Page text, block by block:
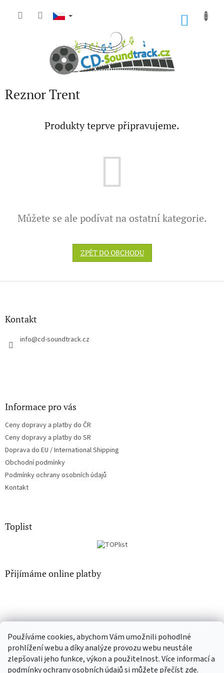
Používáme cookies, abychom Vám umožnili pohodlné
prohlížení webu a díky analýze provozu webu neustále
zlepšovali jeho funkce, výkon a použitelnost. Více informací a
podmínky ochrany osobních údajů si můžete přečístzde.
Reznor Trent
Produkty teprve připravujeme.
Můžete se ale podívat na ostatní kategorie.
ZPĚT DO OBCHODU
Z
Kontakt
info@cd-soundtrack.cz
Informace pro vás
Ceny dopravy a platby do ČR
Ceny dopravy a platby do SR
Doprava do EU / International Shipping
Obchodní podmínky
Podmínky ochrany osobních údajů
Kontakt
Toplist
Přijímáme online platby
CD-hudba.cz EN-filmy.cz